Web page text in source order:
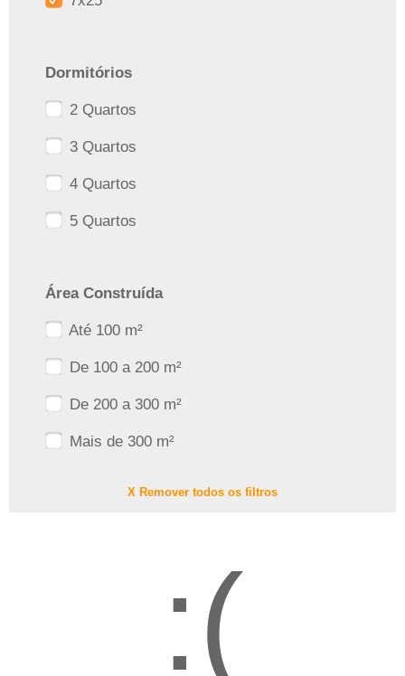
Dormitórios
2 Quartos
3 Quartos
4 Quartos
5 Quartos
Área Construída
Até 100 m²
De 100 a 200 m²
De 200 a 300 m²
Mais de 300 m²
X Remover todos os filtros
:(